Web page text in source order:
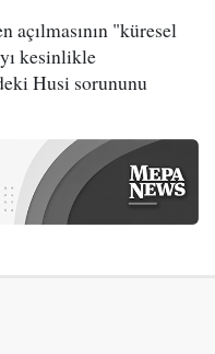
açılmasının "küresel
kesinlikle
Husi sorununu